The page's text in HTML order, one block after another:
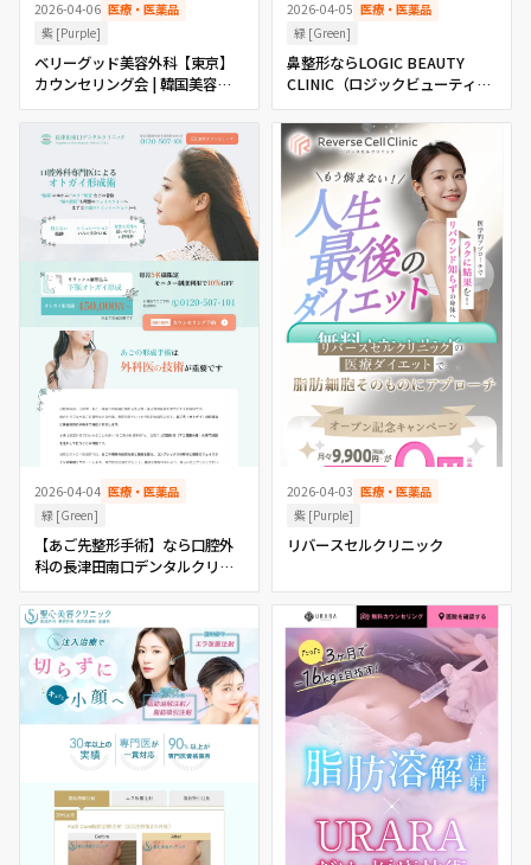
2026-04-06 医療・医薬品
紫 [Purple]
ベリーグッド美容外科【東京】
カウンセリング会 | 韓国美容整
形navi
2026-04-05 医療・医薬品
緑 [Green]
鼻整形ならLOGIC BEAUTY
CLINIC（ロジックビューティー
クリニック） 大阪 本町・心斎橋
の美容外科
2026-04-04 医療・医薬品
緑 [Green]
【あご先整形手術】なら口腔外
科の長津田南口デンタルクリニ
ック
2026-04-03 医療・医薬品
紫 [Purple]
リバースセルクリニック